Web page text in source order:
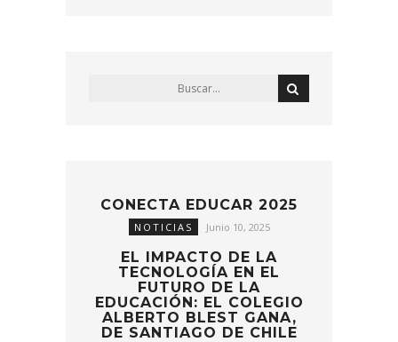
CONECTA EDUCAR 2025
NOTICIAS Junio 10, 2025
EL IMPACTO DE LA
TECNOLOGÍA EN EL
FUTURO DE LA
EDUCACIÓN: EL COLEGIO
ALBERTO BLEST GANA,
DE SANTIAGO DE CHILE